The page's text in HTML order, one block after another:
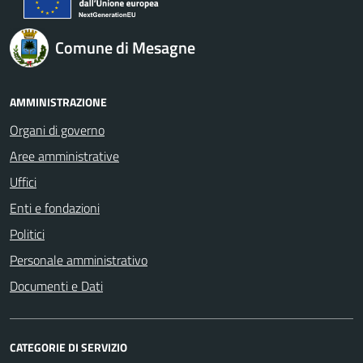
Comune di Mesagne
AMMINISTRAZIONE
Organi di governo
Aree amministrative
Uffici
Enti e fondazioni
Politici
Personale amministrativo
Documenti e Dati
CATEGORIE DI SERVIZIO